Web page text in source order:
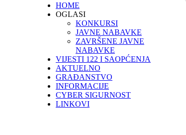
HOME
OGLASI
KONKURSI
JAVNE NABAVKE
ZAVRŠENE JAVNE
NABAVKE
VIJESTI 122 I SAOPĆENJA
AKTUELNO
GRAĐANSTVO
INFORMACIJE
CYBER SIGURNOST
LINKOVI